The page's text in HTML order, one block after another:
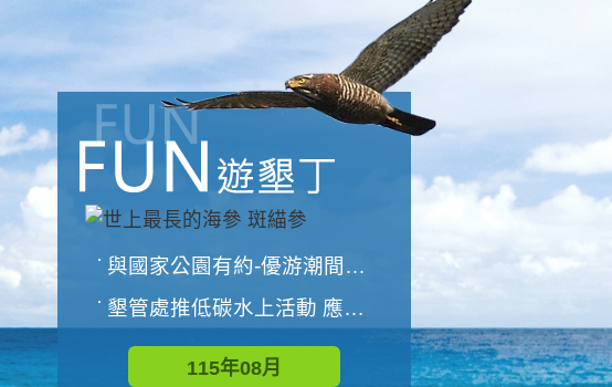
與國家公園有約-優游潮間探險者
墾管處推低碳水上活動 應屆畢業生限額免費參加
115年08月
世界地球清潔日 墾管處辦理「2026年墾丁國家公園沙灘淨灘活動
115年09月